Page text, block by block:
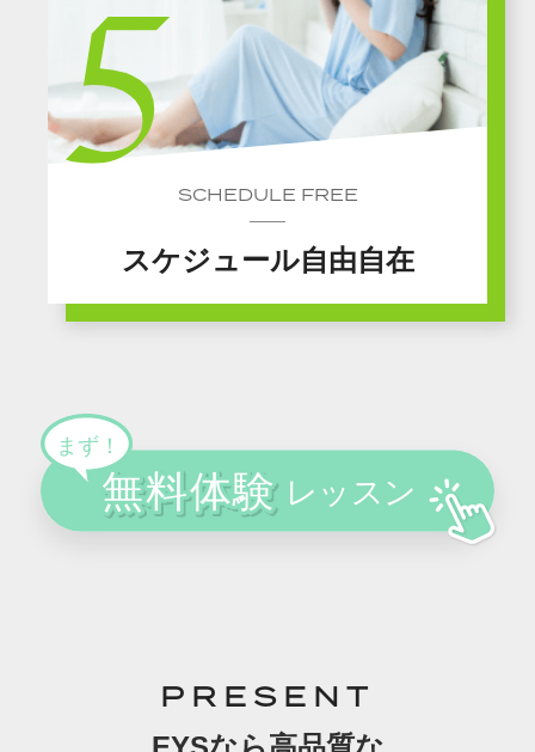
SCHEDULE FREE
スケジュール自由自在
PRESENT